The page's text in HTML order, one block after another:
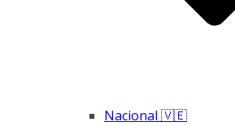
Nacional 🇻🇪